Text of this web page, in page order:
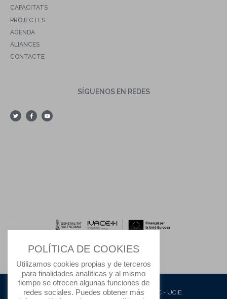
CAPACITATS
PROJECTES
AGENDA
ALIANCES
CONTACTE
SÍGUENOS EN REDES
© 2020 Todos los derechos reservados IFIC - UCIE.
POLÍTICA DE COOKIES
Utilizamos cookies propias y de terceros
para finalidades analíticas y al mismo
tiempo se ofrecen algunas funciones de
redes sociales. Puedes obtener más